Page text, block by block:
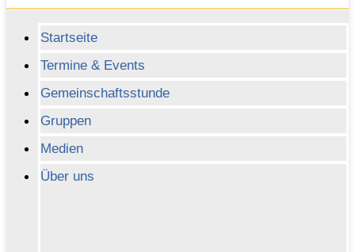
Startseite
Termine & Events
Gemeinschaftsstunde
Gruppen
Medien
Über uns